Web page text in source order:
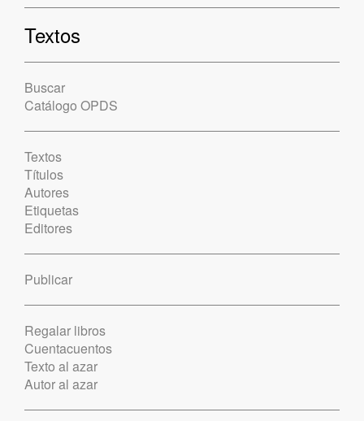
Textos
Buscar
Catálogo OPDS
Textos
Títulos
Autores
Etiquetas
Editores
Publicar
Regalar libros
Cuentacuentos
Texto al azar
Autor al azar